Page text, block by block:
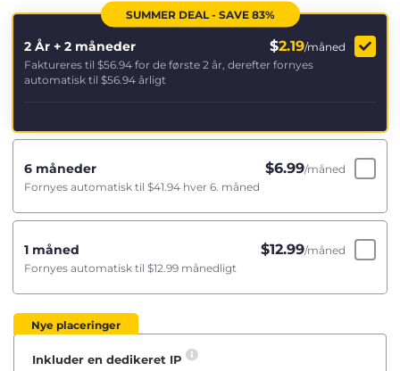
SUMMER DEAL - SAVE 83%
2 År + 2 måneder $2.19/måned
Faktureres til $56.94 for de første 2 år, derefter fornyes
automatisk til $56.94 årligt
6 måneder $6.99/måned
Fornyes automatisk til $41.94 hver 6. måned
1 måned $12.99/måned
Fornyes automatisk til $12.99 månedligt
Nye placeringer
Inkluder en dedikeret IP